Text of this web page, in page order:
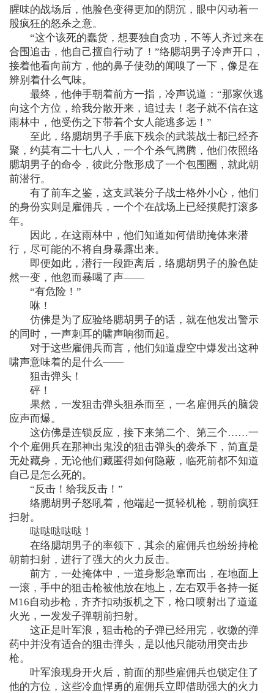
腥味的战场后，他脸色变得更加的阴沉，眼中闪动着一
股疯狂的怒杀之意。
“这个该死的蠢货，想要独自贪功，不等人齐过来在
合围追击，他自己擅自行动了！”络腮胡男子冷声开口，
接着他看向前方，他的鼻子使劲的闻嗅了一下，像是在
辨别着什么气味。
最终，他伸手朝着前方一指，冷声说道：“那家伙逃
向这个方位，给我分散开来，追过去！老子就不信在这
雨林中，他受伤之下带着个女人能逃多远！”
至此，络腮胡男子手底下残余的武装战士都已经齐
聚，约莫有二十七八人，一个个杀气腾腾，他们依照络
腮胡男子的命令，彼此分散形成了一个包围圈，就此朝
前潜行。
有了前车之鉴，这支武装分子战士格外小心，他们
的身份实则是雇佣兵，一个个在战场上已经摸爬打滚多
年。
因此，在这雨林中，他们知道如何借助掩体来潜
行，尽可能的不将自身暴露出来。
即便如此，潜行一段距离后，络腮胡男子的脸色陡
然一变，他忽而暴喝了声——
“有危险！”
咻！
仿佛是为了应验络腮胡男子的话，就在他发出警示
的同时，一声刺耳的啸声响彻而起。
对于这些雇佣兵而言，他们知道虚空中爆发出这种
啸声意味着的是什么——
狙击弹头！
砰！
果然，一发狙击弹头狙杀而至，一名雇佣兵的脑袋
应声而爆。
这仿佛是连锁反应，接下来第二个、第三个……一
个个雇佣兵在那神出鬼没的狙击弹头的袭杀下，简直是
无处藏身，无论他们藏匿得如何隐蔽，临死前都不知道
自己是怎么死的。
“反击！给我反击！”
络腮胡男子怒吼着，他端起一挺轻机枪，朝前疯狂
扫射。
哒哒哒哒哒！
在络腮胡男子的率领下，其余的雇佣兵也纷纷持枪
朝前扫射，进行了强大的火力反击。
前方，一处掩体中，一道身影急窜而出，在地面上
一滚，手中的狙击枪被他放在地上，左右双手各持一挺
M16自动步枪，齐齐扣动扳机之下，枪口喷射出了道道
火光，一发发子弹朝前扫射。
这正是叶军浪，狙击枪的子弹已经用完，收缴的弹
药中并没有适合的狙击弹头，是以他只能动用突击步
枪。
叶军浪现身开火后，前面的那些雇佣兵也锁定住了
他的方位，这些冷血悍勇的雇佣兵立即借助强大的火力